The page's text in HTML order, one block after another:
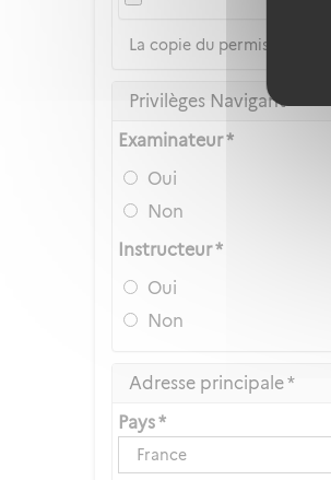
La copie du permis de
Privilèges Navigant
Examinateur *
Oui
Non
Instructeur *
Oui
Non
Adresse principale *
Pays *
France